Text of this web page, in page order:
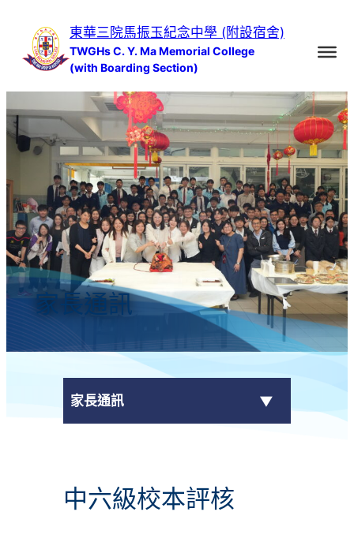
容
東華三院馬振玉紀念中學 (附設宿舍)
TWGHs C. Y. Ma Memorial College
(with Boarding Section)
家長通訊
家長通訊
學校通告
中六級校本評核